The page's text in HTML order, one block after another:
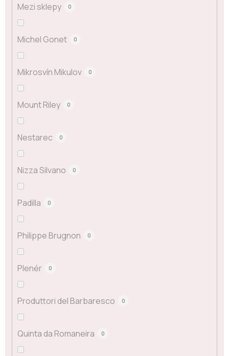
Mezi sklepy 0
Michel Gonet 0
Mikrosvín Mikulov 0
Mount Riley 0
Nestarec 0
Nizza Silvano 0
Padilla 0
Philippe Brugnon 0
Plenér 0
Produttori del Barbaresco 0
Quinta da Romaneira 0